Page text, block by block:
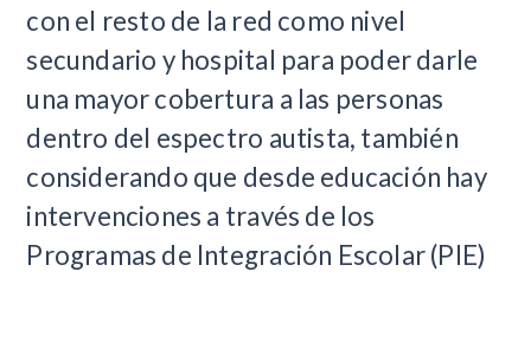
con el resto de la red como nivel
secundario y hospital para poder darle
una mayor cobertura a las personas
dentro del espectro autista, también
considerando que desde educación hay
intervenciones a través de los
Programas de Integración Escolar (PIE)